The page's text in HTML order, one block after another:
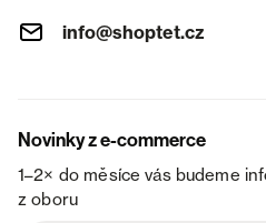
info@shoptet.cz
Novinky z e-commerce
1–2× do měsíce vás budeme
z oboru